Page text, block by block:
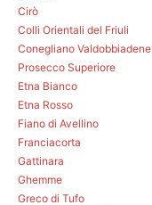
Cirò
Colli Orientali del Friuli
Conegliano Valdobbiadene
Prosecco Superiore
Etna Bianco
Etna Rosso
Fiano di Avellino
Franciacorta
Gattinara
Ghemme
Greco di Tufo